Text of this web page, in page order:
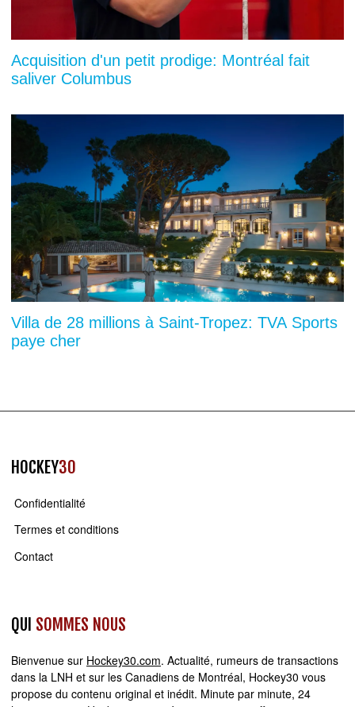
Acquisition d'un petit prodige: Montréal fait
saliver Columbus
Villa de 28 millions à Saint-Tropez: TVA Sports
paye cher
HOCKEY30
Confidentialité
Termes et conditions
Contact
QUI SOMMES NOUS
Bienvenue sur Hockey30.com. Actualité, rumeurs de transactions
dans la LNH et sur les Canadiens de Montréal, Hockey30 vous
propose du contenu original et inédit. Minute par minute, 24